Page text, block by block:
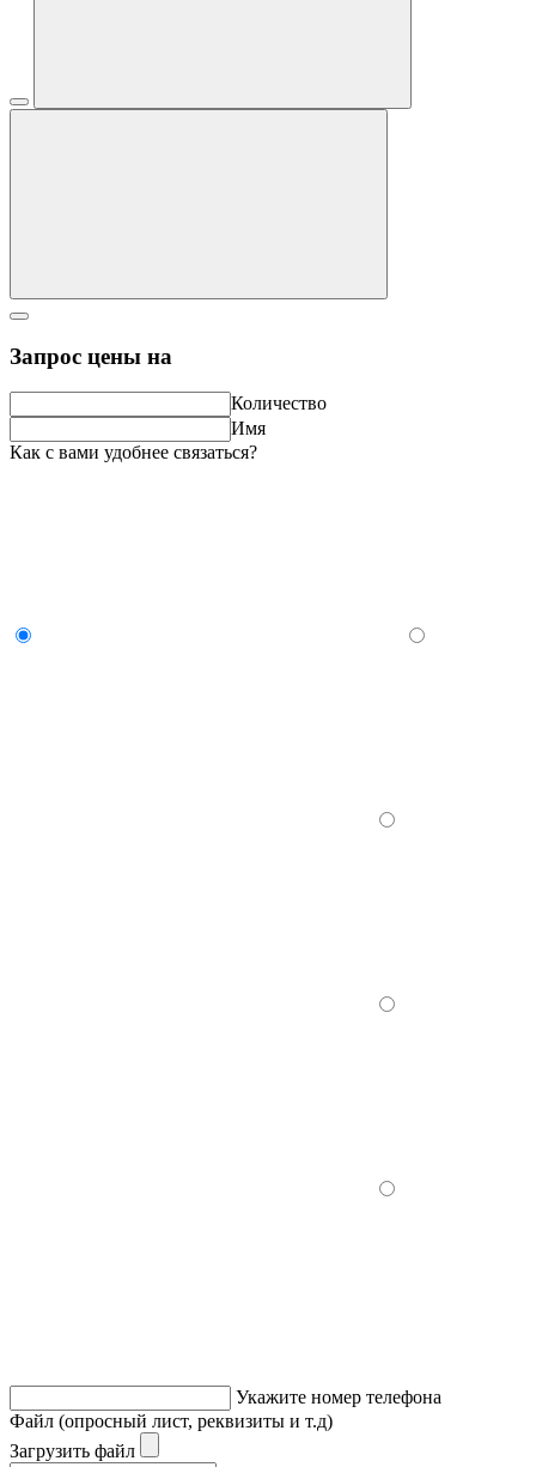
Запрос цены на
Количество
Имя
Как с вами удобнее связаться?
Укажите номер телефона
Файл (опросный лист, реквизиты и т.д)
Загрузить файл